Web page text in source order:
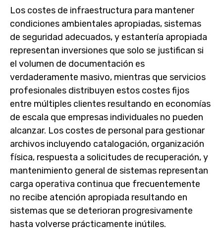
Los costes de infraestructura para mantener
condiciones ambientales apropiadas, sistemas
de seguridad adecuados, y estantería apropiada
representan inversiones que solo se justifican si
el volumen de documentación es
verdaderamente masivo, mientras que servicios
profesionales distribuyen estos costes fijos
entre múltiples clientes resultando en economías
de escala que empresas individuales no pueden
alcanzar. Los costes de personal para gestionar
archivos incluyendo catalogación, organización
física, respuesta a solicitudes de recuperación, y
mantenimiento general de sistemas representan
carga operativa continua que frecuentemente
no recibe atención apropiada resultando en
sistemas que se deterioran progresivamente
hasta volverse prácticamente inútiles.